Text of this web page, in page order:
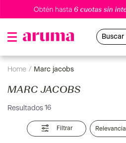
Buscar
marc jacobs
MARC JACOBS
16
Filtrar Relevancia